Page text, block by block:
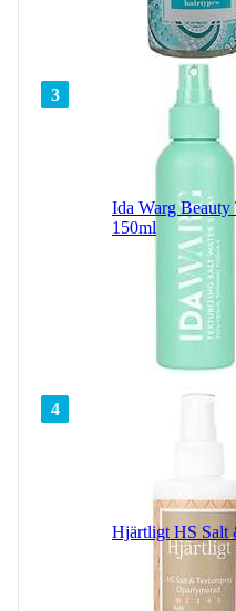
3
Ida Warg Beauty
150ml
4
Hjärtligt HS Salt